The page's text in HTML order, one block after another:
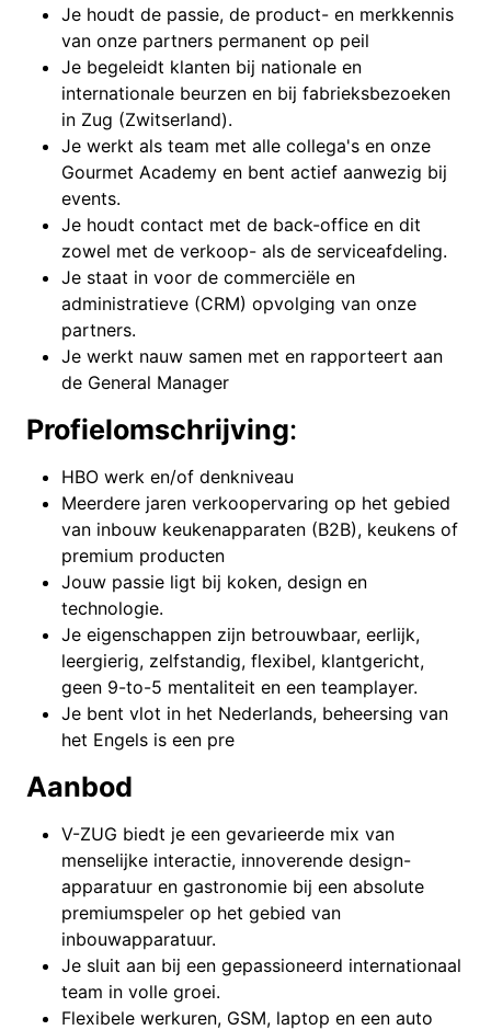
Je houdt de passie, de product- en merkkennis
van onze partners permanent op peil
Je begeleidt klanten bij nationale en
internationale beurzen en bij fabrieksbezoeken
in Zug (Zwitserland).
Je werkt als team met alle collega's en onze
Gourmet Academy en bent actief aanwezig bij
events.
Je houdt contact met de back-office en dit
zowel met de verkoop- als de serviceafdeling.
Je staat in voor de commerciële en
administratieve (CRM) opvolging van onze
partners.
Je werkt nauw samen met en rapporteert aan
de General Manager
Profielomschrijving:
HBO werk en/of denkniveau
Meerdere jaren verkoopervaring op het gebied
van inbouw keukenapparaten (B2B), keukens of
premium producten
Jouw passie ligt bij koken, design en
technologie.
Je eigenschappen zijn betrouwbaar, eerlijk,
leergierig, zelfstandig, flexibel, klantgericht,
geen 9-to-5 mentaliteit en een teamplayer.
Je bent vlot in het Nederlands, beheersing van
het Engels is een pre
Aanbod
V-ZUG biedt je een gevarieerde mix van
menselijke interactie, innoverende design-
apparatuur en gastronomie bij een absolute
premiumspeler op het gebied van
inbouwapparatuur.
Je sluit aan bij een gepassioneerd internationaal
team in volle groei.
Flexibele werkuren, GSM, laptop en een auto